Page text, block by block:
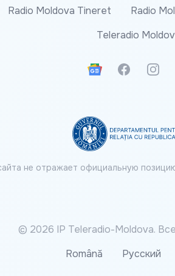
Radio Moldova Tineret Radio
Teleradio
Google News
Facebook
не отражает официальную
© 2026 IP Teleradio-Moldova.
Română
Русский